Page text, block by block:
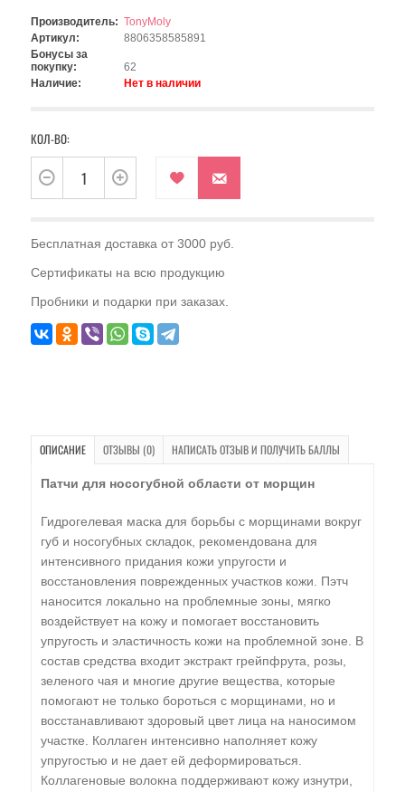
Производитель: TonyMoly
Артикул:
8806358585891
Бонусы за
покупку:
62
Наличие:
Нет в наличии
КОЛ-ВО:
Бесплатная доставка от 3000 руб.
Сертификаты на всю продукцию
Пробники и подарки при заказах.
ОПИСАНИЕ ОТЗЫВЫ (0) НАПИСАТЬ ОТЗЫВ И ПОЛУЧИТЬ БАЛЛЫ
Патчи для носогубной области от морщин
Гидрогелевая маска для борьбы с морщинами вокруг
губ и носогубных складок, рекомендована для
интенсивного придания кожи упругости и
восстановления поврежденных участков кожи. Пэтч
наносится локально на проблемные зоны, мягко
воздействует на кожу и помогает восстановить
упругость и эластичность кожи на проблемной зоне. В
состав средства входит экстракт грейпфрута, розы,
зеленого чая и многие другие вещества, которые
помогают не только бороться с морщинами, но и
восстанавливают здоровый цвет лица на наносимом
участке. Коллаген интенсивно наполняет кожу
упругостью и не дает ей деформироваться.
Коллагеновые волокна поддерживают кожу изнутри,